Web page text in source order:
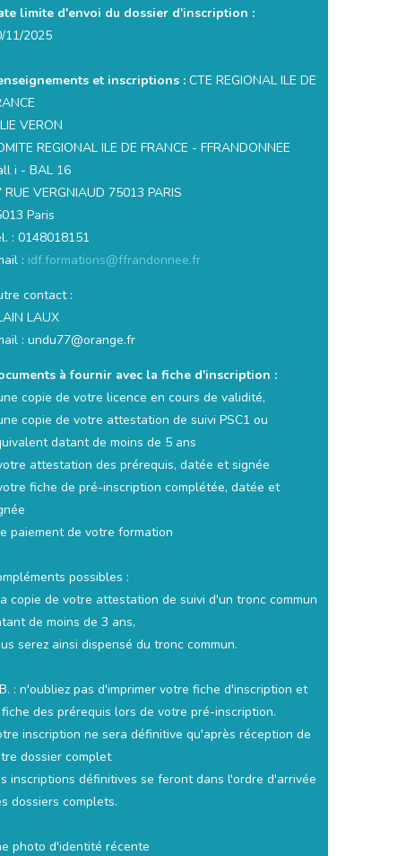
limite d'envoi du dossier d'inscription :
11/2025
et inscriptions : CTE REGIONAL ILE DE
VERON
REGIONAL ILE DE FRANCE - FFRANDONNEE
i - BAL 16
RUE VERGNIAUD 75013 PARIS
Paris
: 0148018151
: idf.formations@ffrandonnee.fr
contact :
LAUX
: undu77@orange.fr
à fournir avec la fiche d'inscription :
copie de votre licence en cours de validité,
copie de votre attestation de suivi PSC1 ou
datant de moins de 5 ans
attestation des prérequis, datée et signée
fiche de pré-inscription complétée, datée et
paiement de votre formation
possibles :
copie de votre attestation de suivi d'un tronc commun
de moins de 3 ans,
serez ainsi dispensé du tronc commun.
: n'oubliez pas d'imprimer votre fiche d'inscription et
des prérequis lors de votre pré-inscription.
inscription ne sera définitive qu'après réception de
dossier complet
inscriptions définitives se feront dans l'ordre d'arrivée
dossiers complets.
photo d'identité récente